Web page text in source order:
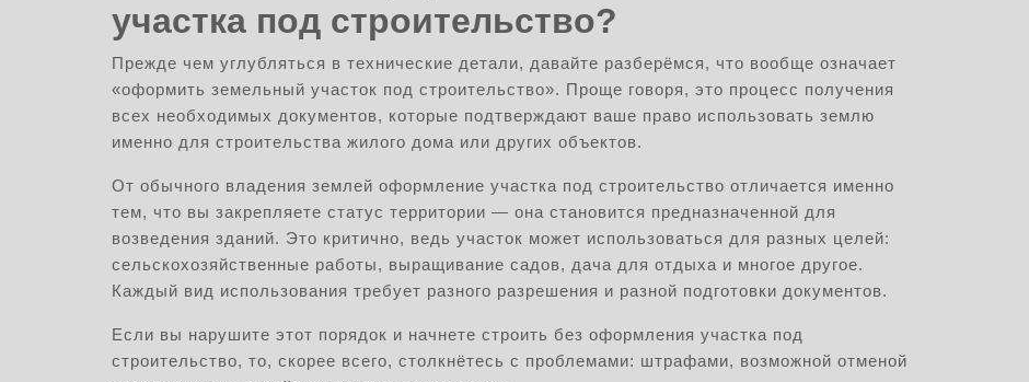
участка под строительство?
Прежде чем углубляться в технические детали, давайте разберёмся, что вообще означает
«оформить земельный участок под строительство». Проще говоря, это процесс получения
всех необходимых документов, которые подтверждают ваше право использовать землю
именно для строительства жилого дома или других объектов.
От обычного владения землей оформление участка под строительство отличается именно
тем, что вы закрепляете статус территории — она становится предназначенной для
возведения зданий. Это критично, ведь участок может использоваться для разных целей:
сельскохозяйственные работы, выращивание садов, дача для отдыха и многое другое.
Каждый вид использования требует разного разрешения и разной подготовки документов.
Если вы нарушите этот порядок и начнете строить без оформления участка под
строительство, то, скорее всего, столкнётесь с проблемами: штрафами, возможной отменой